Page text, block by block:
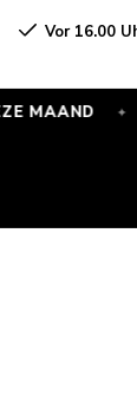
Vor 16.00
✦ GRATIS